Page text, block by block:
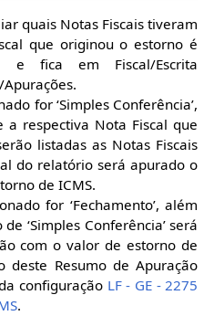
quais Notas Fiscais tiveram
que originou o estorno é
e fica em Fiscal/Escrita
for ‘Simples Conferência’,
a respectiva Nota Fiscal que
listadas as Notas Fiscais
do relatório será apurado o
de ICMS.
for ‘Fechamento’, além
‘Simples Conferência’ será
com o valor de estorno de
deste Resumo de Apuração
configuração LF - GE - 2275
.